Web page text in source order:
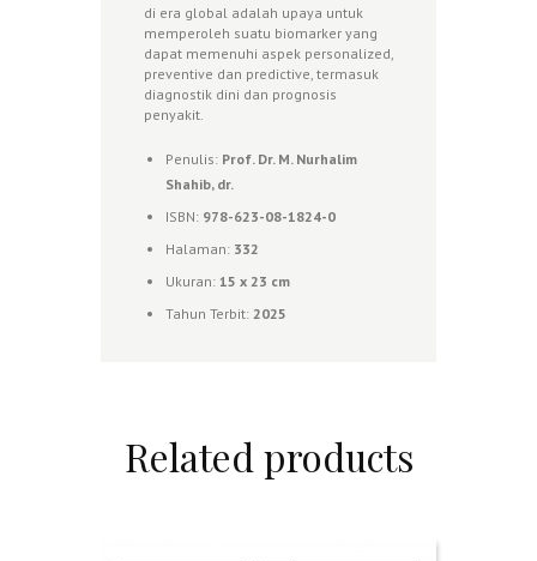
di era global adalah upaya untuk
memperoleh suatu biomarker yang
dapat memenuhi aspek personalized,
preventive dan predictive, termasuk
diagnostik dini dan prognosis
penyakit.
Penulis: Prof. Dr. M. Nurhalim
Shahib, dr.
ISBN: 978-623-08-1824-0
Halaman: 332
Ukuran: 15 x 23 cm
Tahun Terbit: 2025
Related products